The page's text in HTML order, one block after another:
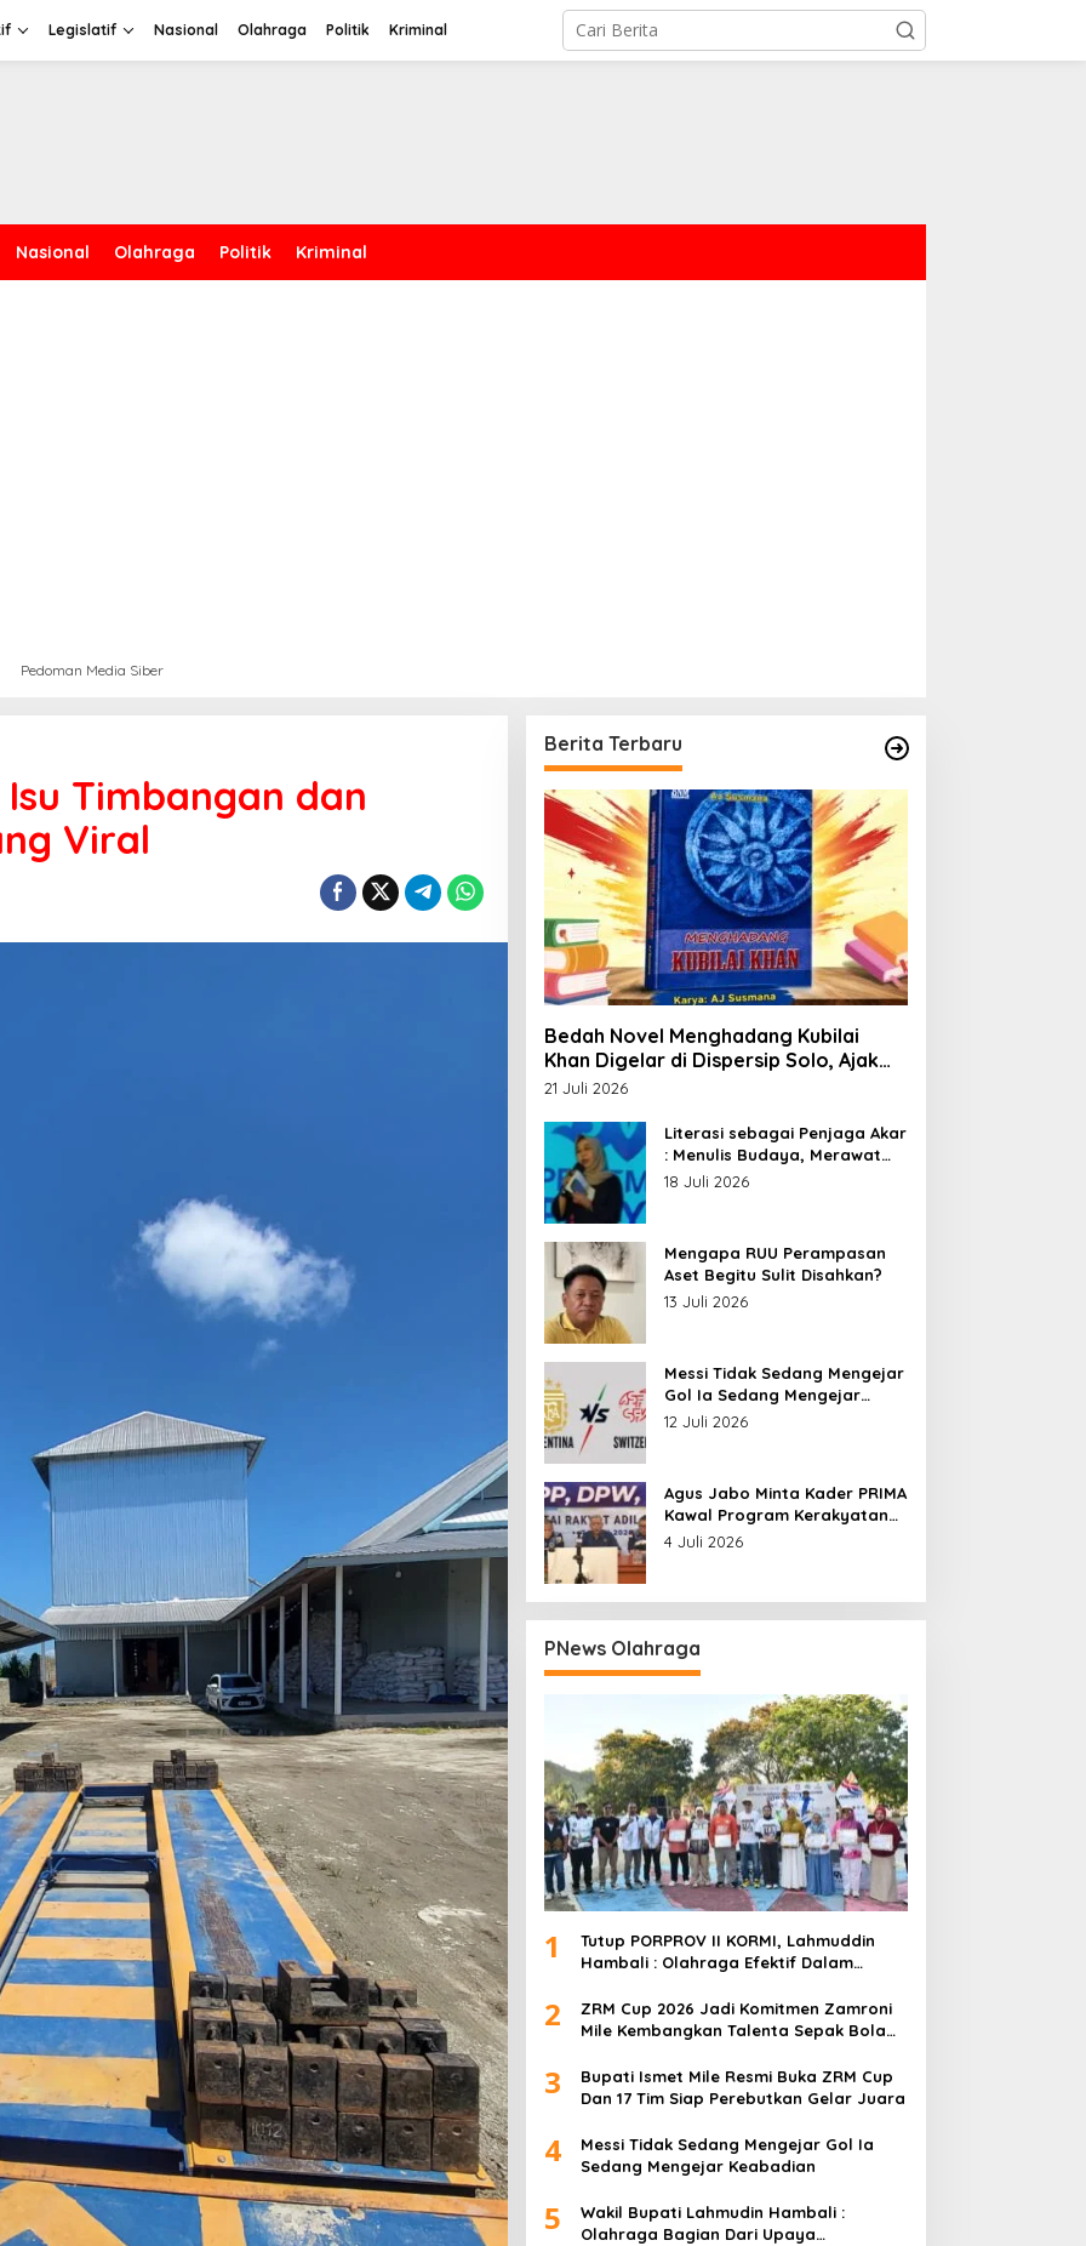
Legislatif Nasional Olahraga Politik Kriminal
Nasional Olahraga Politik Kriminal
Pedoman Media Siber
Timbangan dan
Viral
Berita Terbaru
Bedah Novel Menghadang Kubilai
Khan Digelar di Dispersip Solo, Ajak
Publik Menyelami Heroisme Leluhur
21 Juli 2026
Literasi sebagai Penjaga Akar
: Menulis Budaya, Merawat
Identitas
18 Juli 2026
Mengapa RUU Perampasan
Aset Begitu Sulit Disahkan?
13 Juli 2026
Messi Tidak Sedang Mengejar
Gol Ia Sedang Mengejar
Keabadian
12 Juli 2026
Agus Jabo Minta Kader PRIMA
Kawal Program Kerakyatan
Pemerintahan Prabowo
4 Juli 2026
PNews Olahraga
1
Tutup PORPROV II KORMI, Lahmuddin
Hambali : Olahraga Efektif Dalam
2
ZRM Cup 2026 Jadi Komitmen Zamroni
Mile Kembangkan Talenta Sepak Bola
3
Bupati Ismet Mile Resmi Buka ZRM Cup
Dan 17 Tim Siap Perebutkan Gelar Juara
4
Messi Tidak Sedang Mengejar Gol Ia
Sedang Mengejar Keabadian
5
Wakil Bupati Lahmudin Hambali :
Olahraga Bagian Dari Upaya